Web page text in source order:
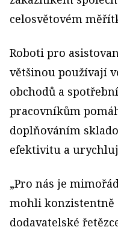
celosvětovém
Roboti pro
většinou používají
obchodů a
pracovníkům
doplňováním
efektivitu a
„Pro nás je
mohli konzistentně
dodavatelské